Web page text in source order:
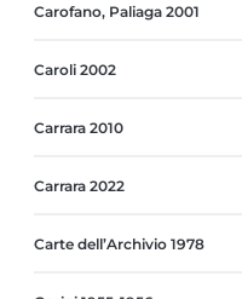
Carofano, Paliaga 2001
Caroli 2002
Carrara 2010
Carrara 2022
Carte dell’Archivio 1978